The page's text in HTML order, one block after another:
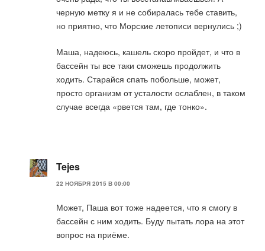
черную метку я и не собиралась тебе ставить,
но приятно, что Морские летописи вернулись ;)
Маша, надеюсь, кашель скоро пройдет, и что в
бассейн ты все таки сможешь продолжить
ходить. Старайся спать побольше, может,
просто организм от усталости ослаблен, в таком
случае всегда «рвется там, где тонко».
Tejes
22 НОЯБРЯ 2015 В 00:00
Может, Паша вот тоже надеется, что я смогу в
бассейн с ним ходить. Буду пытать лора на этот
вопрос на приёме.